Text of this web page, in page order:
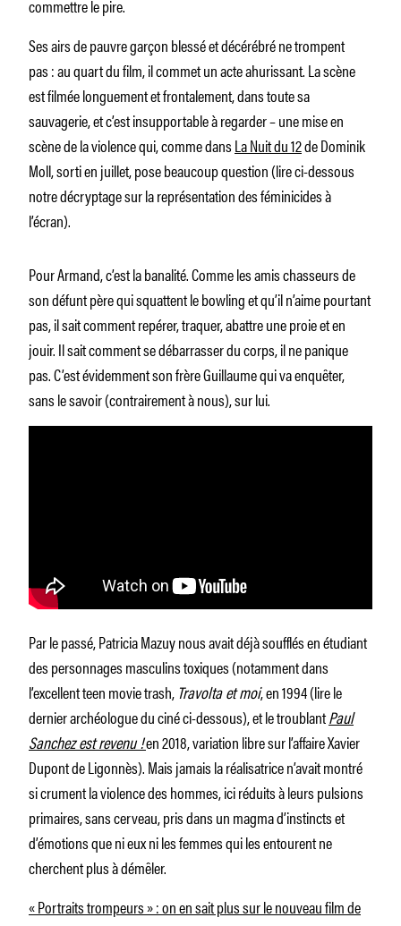
commettre le pire.
Ses airs de pauvre garçon blessé et décérébré ne trompent
pas : au quart du film, il commet un acte ahurissant. La scène
est filmée longuement et frontalement, dans toute sa
sauvagerie, et c’est insupportable à regarder – une mise en
scène de la violence qui, comme dansLa Nuit du 12de Dominik
Moll, sorti en juillet, pose beaucoup question (lire ci-dessous
notre décryptage sur la représentation des féminicides à
l’écran).
Pour Armand, c’est la banalité. Comme les amis chasseurs de
son défunt père qui squattent le bowling et qu’il n’aime pourtant
pas, il sait comment repérer, traquer, abattre une proie et en
jouir. Il sait comment se débarrasser du corps, il ne panique
pas. C’est évidemment son frère Guillaume qui va enquêter,
sans le savoir (contrairement à nous), sur lui.
Par le passé, Patricia Mazuy nous avait déjà soufflés en étudiant
des personnages masculins toxiques (notamment dans
l’excellent teen movie trash, Travolta et moi, en 1994 (lire le
dernier archéologue du ciné ci-dessous), et le troublantPaul
Sanchez est revenu !en 2018, variation libre sur l’affaire Xavier
Dupont de Ligonnès). Mais jamais la réalisatrice n’avait montré
si crument la violence des hommes, ici réduits à leurs pulsions
primaires, sans cerveau, pris dans un magma d’instincts et
d’émotions que ni eux ni les femmes qui les entourent ne
cherchent plus à démêler.
« Portraits trompeurs » : on en sait plus sur le nouveau film de